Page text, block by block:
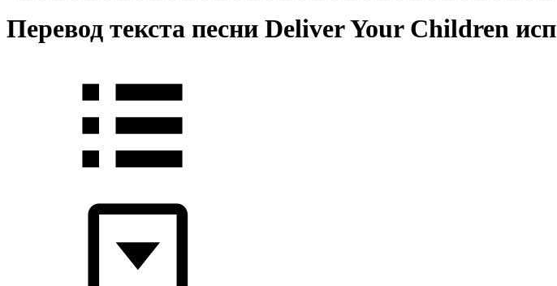
Перевод текста песни Deliver Your Children